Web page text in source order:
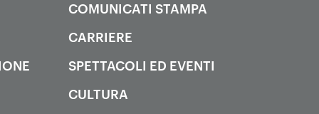
COMUNICATI STAMPA
CARRIERE
SPETTACOLI ED EVENTI
CULTURA